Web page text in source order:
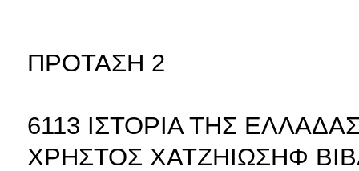
ΠΡΟΤΑΣΗ 2
6113 ΙΣΤΟΡΙΑ ΤΗΣ
ΧΡΗΣΤΟΣ ΧΑΤΖΗΙΩΣΗΦ